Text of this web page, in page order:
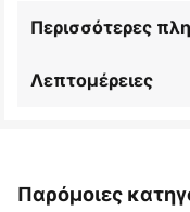
Λεπτομέρειες
Περισσότερες
Παρόμοιες